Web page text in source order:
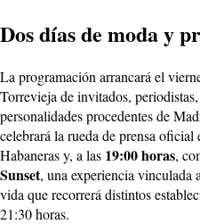
Dos días de moda y
La programación arrancará el
Torrevieja de invitados,
personalidades procedentes de
celebrará la rueda de prensa
Habaneras y, a las 19:00 horas,
Sunset, una experiencia vinculada
vida que recorrerá distintos
21:30 horas.